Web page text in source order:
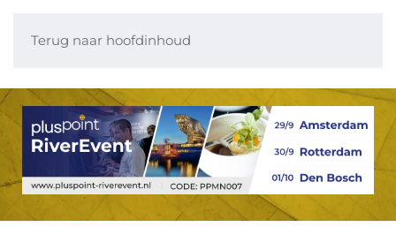
Terug naar hoofdinhoud